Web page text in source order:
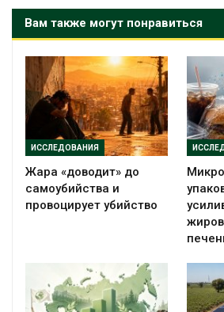
Вам также могут понравиться
ИССЛЕДОВАНИЯ
Жара «доводит» до
самоубийства и
провоцирует убийство